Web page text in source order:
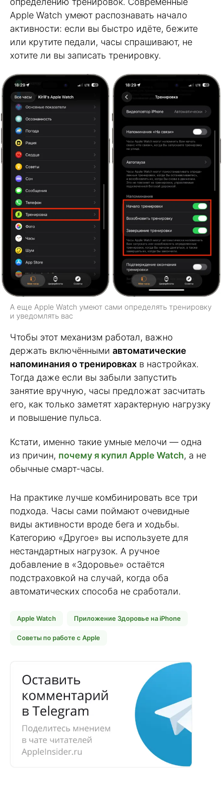
Apple Watch умеют распознавать начало
активности: если вы быстро идёте, бежите
или крутите педали, часы спрашивают, не
хотите ли вы записать тренировку.
А еще Apple Watch умеют сами определять тренировку
и уведомлять вас
Чтобы этот механизм работал, важно
держать включёнными автоматические
напоминания о тренировках в настройках.
Тогда даже если вы забыли запустить
занятие вручную, часы предложат засчитать
его, как только заметят характерную нагрузку
и повышение пульса.
Кстати, именно такие умные мелочи — одна
из причин, почему я купил Apple Watch, а не
обычные смарт-часы.
На практике лучше комбинировать все три
подхода. Часы сами поймают очевидные
виды активности вроде бега и ходьбы.
Категорию «Другое» вы используете для
нестандартных нагрузок. А ручное
добавление в «Здоровье» остаётся
подстраховкой на случай, когда оба
автоматических способа не сработали.
Apple Watch Приложение Здоровье на iPhone
Советы по работе с Apple